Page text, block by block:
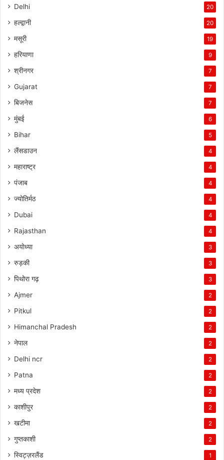
Delhi 20
हल्द्वानी 20
मसूरी 19
हरियाणा 9
श्रीनगर 7
Gujarat 7
बिजनेस 7
मुंबई 6
Bihar 5
लैंसडाउन 4
महाराष्ट्र 4
पंजाब 4
ज्योतिर्मठ 4
Dubai 4
Rajasthan 4
अयोध्या 3
रुड़की 3
पिथोरा गढ़ 3
Ajmer 2
Pitkul 2
Himanchal Pradesh 2
नेपाल 2
Delhi ncr 2
Patna 2
मध्य प्रदेश 2
काशीपुर 2
खटीमा 2
गुप्तकाशी 2
स्विट्ज़रलैंड 1